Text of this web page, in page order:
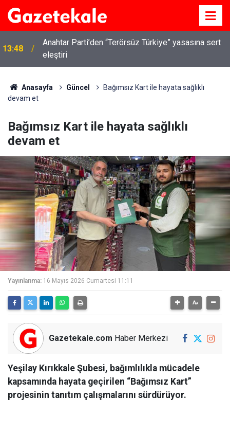
13:48
Anahtar Parti’den “Terörsüz Türkiye” yasasına sert
eleştiri
Anasayfa Güncel
Bağımsız Kart ile hayata sağlıklı
devam et
Bağımsız Kart ile hayata sağlıklı
devam et
Yayınlanma: 16 Mayıs 2026 Cumartesi 11:11
Gazetekale.com Haber Merkezi
Yeşilay Kırıkkale Şubesi, bağımlılıkla mücadele
kapsamında hayata geçirilen “Bağımsız Kart”
projesinin tanıtım çalışmalarını sürdürüyor.